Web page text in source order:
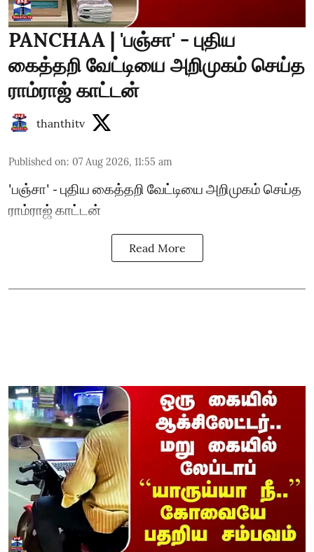
PANCHAA | 'பஞ்சா' - புதிய
கைத்தறி வேட்டியை அறிமுகம் செய்த
ராம்ராஜ் காட்டன்
thanthitv
Published on: 07 Aug 2026, 11:55 am
'பஞ்சா' - புதிய கைத்தறி வேட்டியை அறிமுகம் செய்த
ராம்ராஜ் காட்டன்
Read More